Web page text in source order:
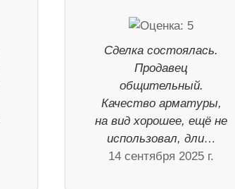
Сделка состоялась.
Продавец
общительный.
Качество арматуры,
на вид хорошее, ещё не
использовал, дли…
14 сентября 2025 г.